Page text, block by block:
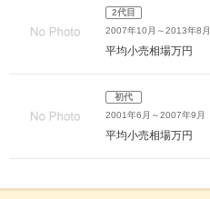
2代目
2007年10月～2013年8月
平均小売相場万円
初代
2001年6月～2007年9月
平均小売相場万円